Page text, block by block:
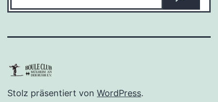
Stolz präsentiert von WordPress.